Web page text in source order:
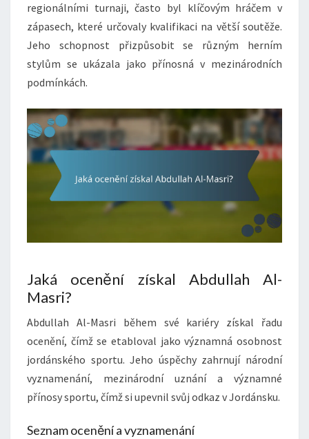
regionálními turnaji, často byl klíčovým hráčem v
zápasech, které určovaly kvalifikaci na větší soutěže.
Jeho schopnost přizpůsobit se různým herním
stylům se ukázala jako přínosná v mezinárodních
podmínkách.
Jaká ocenění získal Abdullah Al-
Masri?
Abdullah Al-Masri během své kariéry získal řadu
ocenění, čímž se etabloval jako významná osobnost
jordánského sportu. Jeho úspěchy zahrnují národní
vyznamenání, mezinárodní uznání a významné
přínosy sportu, čímž si upevnil svůj odkaz v Jordánsku.
Seznam ocenění a vyznamenání